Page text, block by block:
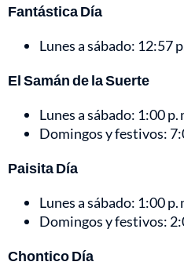
Fantástica Día
Lunes a sábado: 12:57
El Samán de la Suerte
Lunes a sábado: 1:00 p.
Domingos y festivos:
Paisita Día
Lunes a sábado: 1:00 p.
Domingos y festivos:
Chontico Día